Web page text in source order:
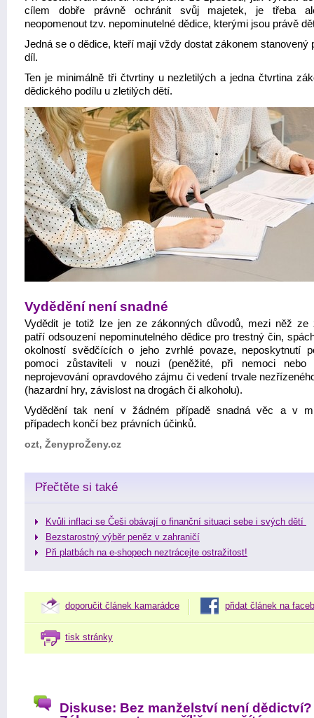
cílem dobře právně ochránit svůj majetek, je třeba
neopomenout tzv. nepominutelné dědice, kterými jsou právě
Jedná se o dědice, kteří mají vždy dostat zákonem stanovený
díl.
Ten je minimálně tři čtvrtiny u nezletilých a jedna čtvrtina
dědického podílu u zletilých dětí.
Vydědění není snadné
Vydědit je totiž lze jen ze zákonných důvodů, mezi něž ze
patří odsouzení nepominutelného dědice pro trestný čin,
okolností svědčících o jeho zvrhlé povaze, neposkytnutí
pomoci zůstaviteli v nouzi (peněžité, při nemoci nebo
neprojevování opravdového zájmu či vedení trvale
(hazardní hry, závislost na drogách či alkoholu).
Vydědění tak není v žádném případě snadná věc a v
případech končí bez právních účinků.
ozt, ŽenyproŽeny.cz
Přečtěte si také
Kvůli inflaci se Češi obávají o finanční situaci sebe i svých dětí
Bezstarostný výběr peněz v zahraničí
Při platbách na e-shopech neztrácejte ostražitost!
doporučit článek kamarádce přidat článek na
tisk stránky
Diskuse: Bez manželství není dědictví?